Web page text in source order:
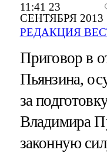
11:41 23
СЕНТЯБРЯ 2013
РЕДАКЦИЯ
Приговор в
Пьянзина,
за
Владимира
законную